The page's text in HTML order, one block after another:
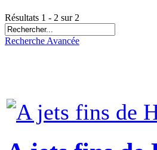
Résultats 1 - 2 sur 2
Recherche Avancée